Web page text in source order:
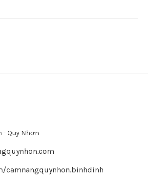
- Quy Nhơn
camnangquynhon.binhdinh